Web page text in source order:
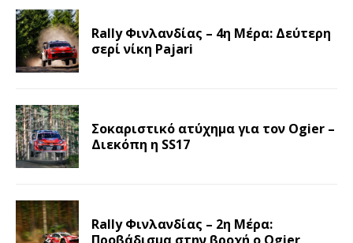
Rally Φινλανδίας – 4η Μέρα: Δεύτερη
σερί νίκη Pajari
Σοκαριστικό ατύχημα για τον Ogier –
Διεκόπη η SS17
Rally Φινλανδίας – 2η Μέρα: